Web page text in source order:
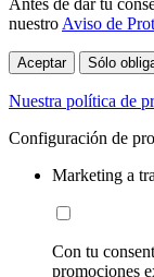
nuestro Aviso de
Aceptar Sólo
Nuestra política de
Configuración de
Marketing a
Con tu
promociones